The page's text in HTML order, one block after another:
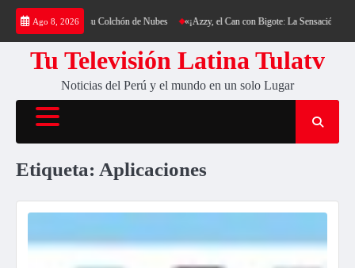
Saltar
contenido
Ago 8, 2026
y su Colchón de Nubes «¡Azzy, el Can con Bigote: La Sensación Peluda que
Tu Televisión Latina Tulatv
Noticias del Perú y el mundo en un solo Lugar
Etiqueta: Aplicaciones